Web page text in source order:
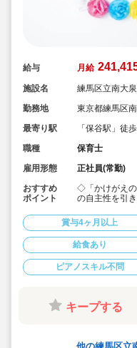
給与 月給
施設名
練馬区立南大
勤務地
東京都練馬区
最寄り駅
「保谷駅」徒
職種
保育士
雇用形態
正社員(常勤)
おすすめ
ポイント
◇「かけがえの
の自主性を引
化率も80％以
◇経験浅やブラ
◇研修制度充
◇給与の経験加
充実していま
◇うれしい賞与
◇日誌や出勤簿
賞与4ヶ月以上
給食あり
ピアノスキル不問
キープする